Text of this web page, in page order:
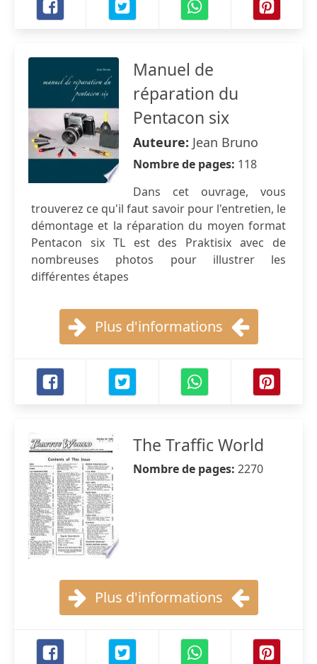
Manuel de
réparation du
Pentacon six
Auteure: Jean Bruno
Nombre de pages: 118
Dans cet ouvrage, vous
trouverez ce qu'il faut savoir pour l'entretien, le
démontage et la réparation du moyen format
Pentacon six TL est des Praktisix avec de
nombreuses photos pour illustrer les
différentes étapes
Plus d'informations
The Traffic World
Nombre de pages: 2270
Plus d'informations